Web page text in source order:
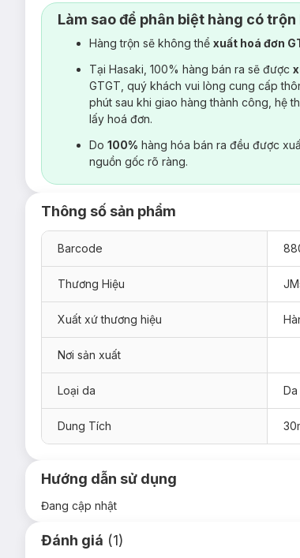
Làm sao để phân biệt hàng có
Hàng trộn sẽ không thể xuất hoá đơn
Tại Hasaki, 100% hàng bán ra sẽ được
GTGT, quý khách vui lòng cung cấp
phút sau khi giao hàng thành công, hệ
lấy hoá đơn.
Do 100% hàng hóa bán ra đều được
nguồn gốc rõ ràng.
Thông số sản phẩm
Barcode
Thương Hiệu
Xuất xứ thương hiệu
Nơi sản xuất
Loại da
Dung Tích
Hướng dẫn sử dụng
Đang cập nhật
Đánh giá (1)